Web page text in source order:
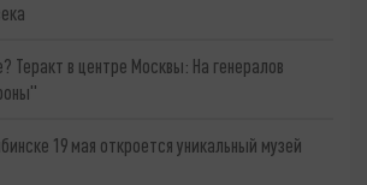
Теракт в центре Москвы: На генералов
19 мая откроется уникальный музей